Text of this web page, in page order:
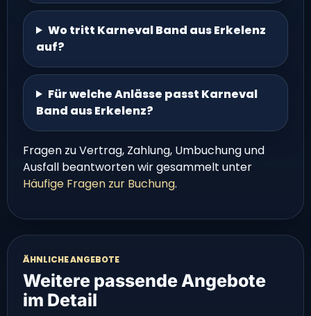
Wo tritt Karneval Band aus Erkelenz
auf?
Für welche Anlässe passt Karneval
Band aus Erkelenz?
Fragen zu Vertrag, Zahlung, Umbuchung und
Ausfall beantworten wir gesammelt unter
Häufige Fragen zur Buchung.
ÄHNLICHE ANGEBOTE
Weitere passende Angebote
im Detail